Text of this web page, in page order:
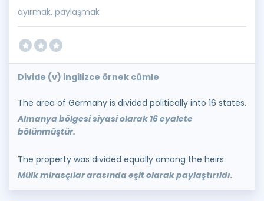
İngilizce Gramer
ayırmak, paylaşmak
Divide (v) ingilizce örnek cümle
The area of Germany is divided politically into 16 states.
Almanya bölgesi siyasi olarak 16 eyalete
bölünmüştür.
The property was divided equally among the heirs.
Mülk mirasçılar arasında eşit olarak paylaştırıldı.